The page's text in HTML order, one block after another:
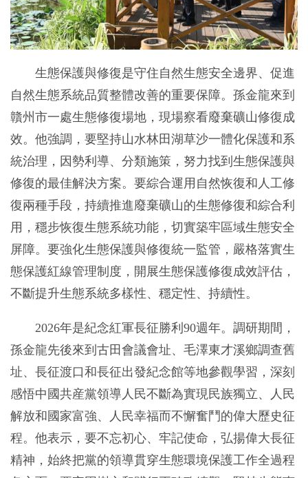
生態保護與修復是守住自然生態安全邊界、促進
自然生態系統品質整體改善的重要保障。孫金龍來到
贛州市一處生態修復場地，現場察看廢棄礦山修復成
效。他強調，要堅持山水林田湖草沙一體化保護和系
統治理，因勢利導、分類施策，努力找到生態保護與
修復的最佳解決方案。要綜合運用自然恢復和人工修
復兩種手段，持續推進廢棄礦山的生態修復和綜合利
用，穩步恢復生態系統功能，切實築牢區域生態安全
屏障。要強化生態保護與修復統一監管，嚴格落實生
態保護紅線管理制度，開展生態保護修復成效評估，
不斷提升生態系統多樣性、穩定性、持續性。
2026年是紀念紅軍長征勝利90週年。調研期間，
孫金龍先後來到古田會議會址、毛澤東才溪鄉調查舊
址、長征渡口和長征出發紀念館等地參觀學習，深刻
感悟中國共産黨領導人民不斷為實現民族獨立、人民
解放和國家富強、人民幸福而不懈奮鬥的偉大歷史征
程。他表示，要不忘初心、牢記使命，弘揚偉大長征
精神，始終把黨的領導貫穿生態環境保護工作全過程